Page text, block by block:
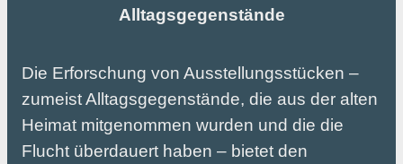
Alltagsgegenstände
Die Erforschung von Ausstellungsstücken –
zumeist Alltagsgegenstände, die aus der alten
Heimat mitgenommen wurden und die die
Flucht überdauert haben – bietet den